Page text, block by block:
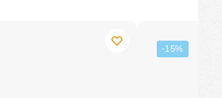
-15%